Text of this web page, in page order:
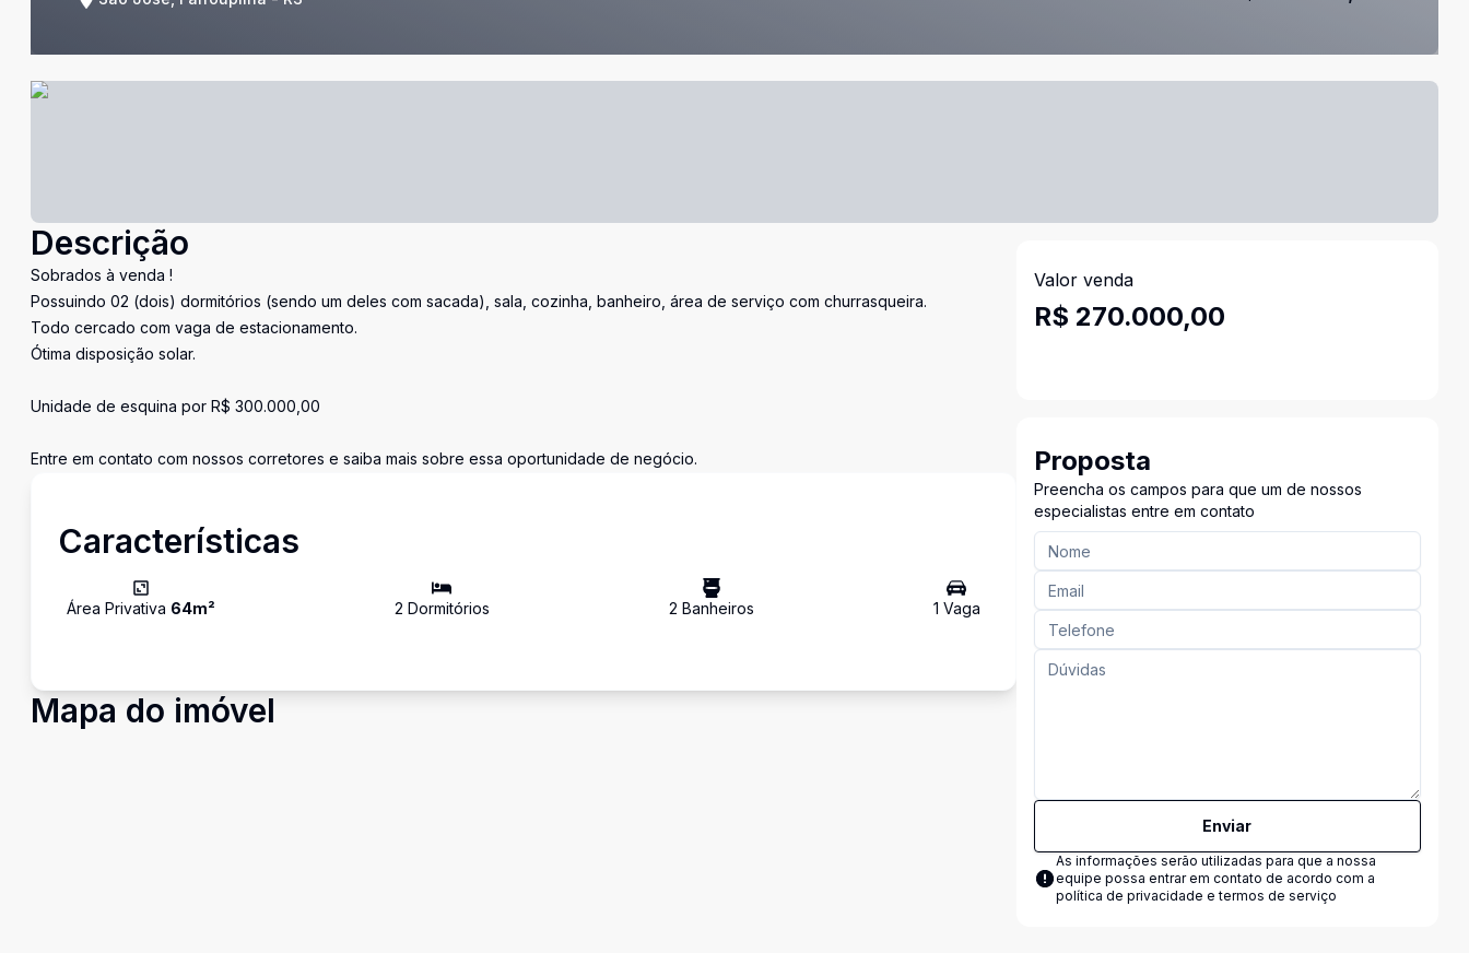
Descrição
Sobrados à venda !
Possuindo 02 (dois) dormitórios (sendo um deles com sacada), sala, cozinha, banheiro, área de serviço com churrasqueira.
Todo cercado com vaga de estacionamento.
Ótima disposição solar.
Unidade de esquina por R$ 300.000,00
Entre em contato com nossos corretores e saiba mais sobre essa oportunidade de negócio.
Características
Área Privativa 64m² 2 Dormitórios 2 Banheiros 1 Vaga
Mapa do imóvel
Valor venda
R$ 270.000,00
Proposta
Preencha os campos para que um de nossos
especialistas entre em contato
Enviar
As informações serão utilizadas para que a nossa
equipe possa entrar em contato de acordo com a
política de privacidade e termos de serviço